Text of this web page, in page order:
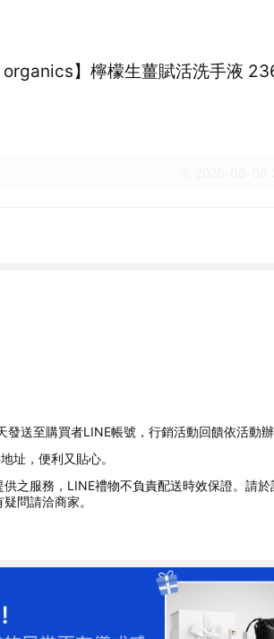
】檸檬生薑賦活洗手液
發送至購買者LINE帳號，行銷活動回饋依活動
址，便利又貼心。
供之服務，LINE禮物不負責配送時效保證。請
問請洽商家。